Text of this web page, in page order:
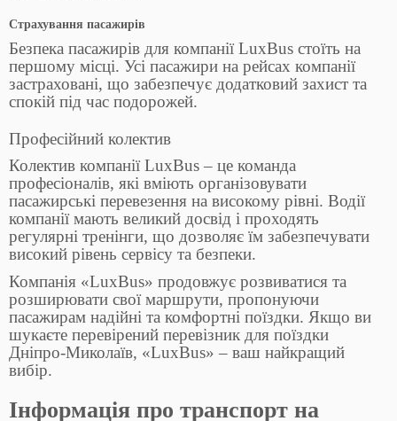
Страхування пасажирів
Безпека пасажирів для компанії LuxBus стоїть на
першому місці. Усі пасажири на рейсах компанії
застраховані, що забезпечує додатковий захист та
спокій під час подорожей.
Професійний колектив
Колектив компанії LuxBus – це команда
професіоналів, які вміють організовувати
пасажирські перевезення на високому рівні. Водії
компанії мають великий досвід і проходять
регулярні тренінги, що дозволяє їм забезпечувати
високий рівень сервісу та безпеки.
Компанія «LuxBus» продовжує розвиватися та
розширювати свої маршрути, пропонуючи
пасажирам надійні та комфортні поїздки. Якщо ви
шукаєте перевірений перевізник для поїздки
Дніпро-Миколаїв, «LuxBus» – ваш найкращий
вибір.
Інформація про транспорт на